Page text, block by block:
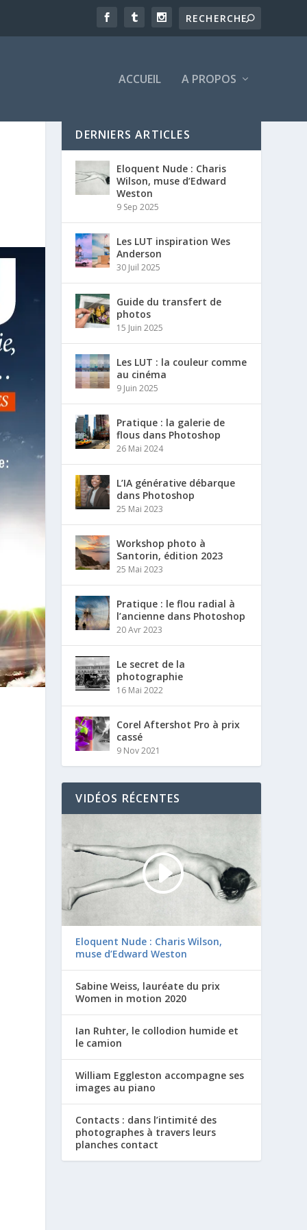
ACCUEIL A PROPOS
DERNIERS ARTICLES
Eloquent Nude : Charis
Wilson, muse d’Edward
Weston
9 Sep 2025
Les LUT inspiration Wes
Anderson
30 Juil 2025
Guide du transfert de
photos
15 Juin 2025
Les LUT : la couleur comme
au cinéma
9 Juin 2025
Pratique : la galerie de
flous dans Photoshop
26 Mai 2024
L’IA générative débarque
dans Photoshop
25 Mai 2023
Workshop photo à
Santorin, édition 2023
25 Mai 2023
Pratique : le flou radial à
l’ancienne dans Photoshop
20 Avr 2023
Le secret de la
photographie
16 Mai 2022
Corel Aftershot Pro à prix
cassé
9 Nov 2021
VIDÉOS RÉCENTES
Eloquent Nude : Charis Wilson,
muse d’Edward Weston
Sabine Weiss, lauréate du prix
Women in motion 2020
Ian Ruhter, le collodion humide et
le camion
William Eggleston accompagne ses
images au piano
Contacts : dans l’intimité des
photographes à travers leurs
planches contact